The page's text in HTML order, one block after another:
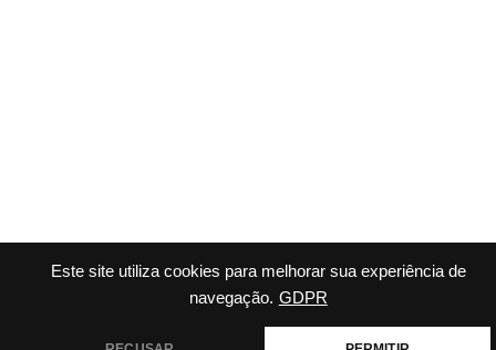
Este site utiliza cookies para melhorar sua experiência de
navegação. GDPR